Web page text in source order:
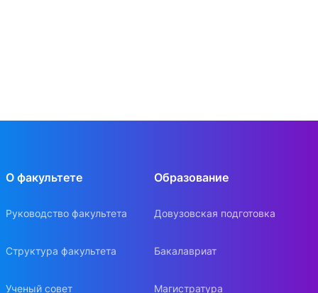
О факультете
Руководство факультета
Структура факультета
Ученый совет
Образование
Довузовская подготовка
Бакалавриат
Магистратура